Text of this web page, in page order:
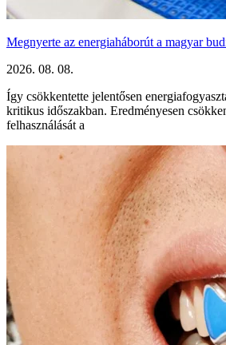
Megnyerte az energiaháborút a magyar
2026. 08. 08.
Így csökkentette jelentősen
kritikus időszakban. Eredményesen
felhasználását a